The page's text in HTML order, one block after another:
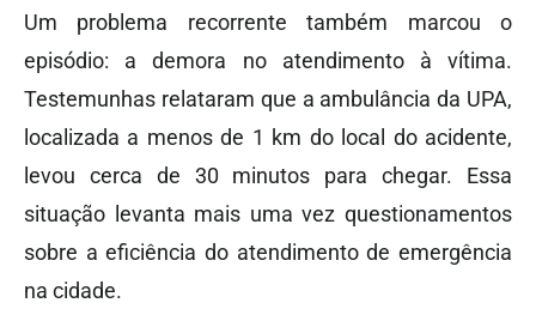
Um problema recorrente também marcou o
episódio: a demora no atendimento à vítima.
Testemunhas relataram que a ambulância da UPA,
localizada a menos de 1 km do local do acidente,
levou cerca de 30 minutos para chegar. Essa
situação levanta mais uma vez questionamentos
sobre a eficiência do atendimento de emergência
na cidade.